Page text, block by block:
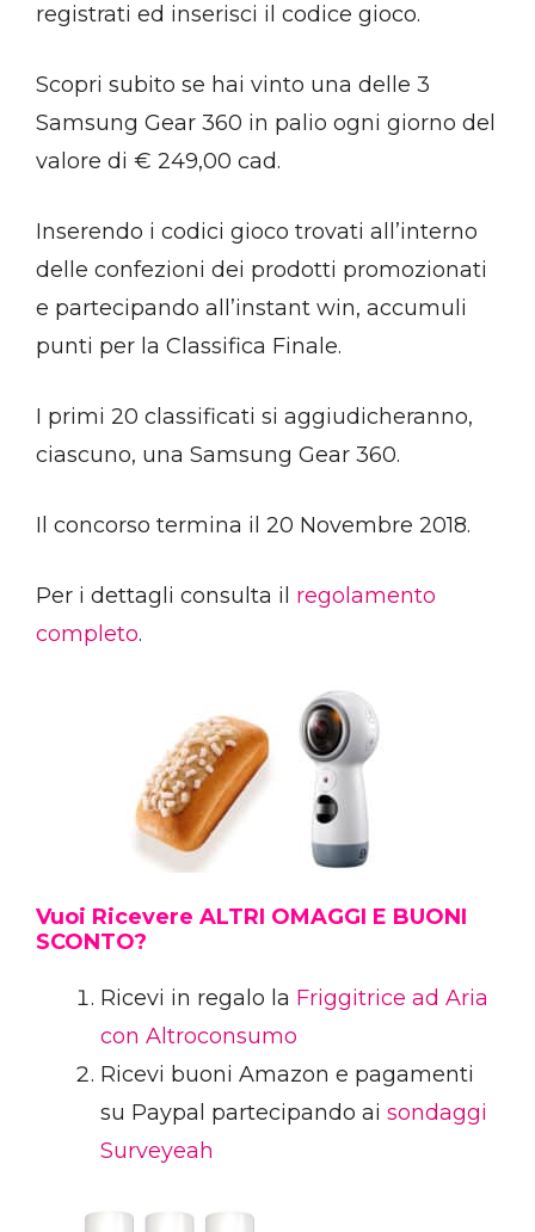
registrati ed inserisci il codice gioco.
Scopri subito se hai vinto una delle 3
Samsung Gear 360 in palio ogni giorno del
valore di € 249,00 cad.
Inserendo i codici gioco trovati all’interno
delle confezioni dei prodotti promozionati
e partecipando all’instant win, accumuli
punti per la Classifica Finale.
I primi 20 classificati si aggiudicheranno,
ciascuno, una Samsung Gear 360.
Il concorso termina il 20 Novembre 2018.
Per i dettagli consulta il regolamento
completo.
Vuoi Ricevere ALTRI OMAGGI E BUONI
SCONTO?
Ricevi in regalo la Friggitrice ad Aria
con Altroconsumo
Ricevi buoni Amazon e pagamenti
su Paypal partecipando ai sondaggi
Surveyeah